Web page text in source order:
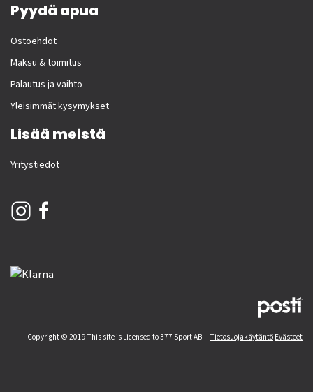
Pyydä apua
Ostoehdot
Maksu & toimitus
Palautus ja vaihto
Yleisimmät kysymykset
Lisää meistä
Yritystiedot
Copyright © 2019 This site is Licensed to 377 Sport AB Tietosuojakäytäntö Evästeet